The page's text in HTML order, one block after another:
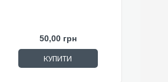
50,00 грн
КУПИТИ